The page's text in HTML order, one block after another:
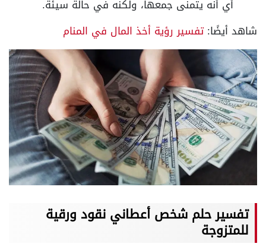
أي أنه يتمنى جمعها، ولكنه في حالة سيئة.
شاهد أيضًا:تفسير رؤية أخذ المال في المنام
تفسير حلم شخص أعطاني نقود ورقية
للمتزوجة